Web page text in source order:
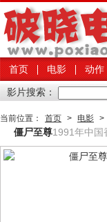
首页 电影 动作
影片搜索：
当前位置： 首页 > 电影 >
僵尸至尊1991年中国